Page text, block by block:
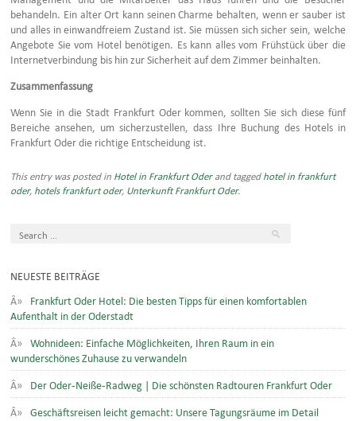
behandeln. Ein alter Ort kann seinen Charme behalten, wenn er sauber ist
und alles in einwandfreiem Zustand ist. Sie müssen sich sicher sein, welche
Angebote Sie vom Hotel benötigen. Es kann alles vom Frühstück über die
Internetverbindung bis hin zur Sicherheit auf dem Zimmer beinhalten.
Zusammenfassung
Wenn Sie in die Stadt Frankfurt Oder kommen, sollten Sie sich diese fünf
Bereiche ansehen, um sicherzustellen, dass Ihre Buchung des Hotels in
Frankfurt Oder die richtige Entscheidung ist.
This entry was posted in Hotel in Frankfurt Oderand tagged hotel in frankfurt
oder, hotels frankfurt oder, Unterkunft Frankfurt Oder.
NEUESTE BEITRÄGE
Frankfurt Oder Hotel: Die besten Tipps für einen komfortablen
Aufenthalt in der Oderstadt
Wohnideen: Einfache Möglichkeiten, Ihren Raum in ein
wunderschönes Zuhause zu verwandeln
Der Oder-Neiße-Radweg | Die schönsten Radtouren Frankfurt Oder
Geschäftsreisen leicht gemacht: Unsere Tagungsräume im Detail